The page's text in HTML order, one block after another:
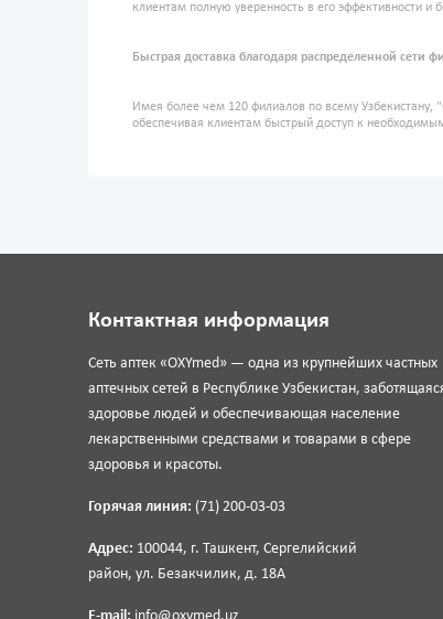
клиентам полную уверенность в его эффективности и
Быстрая доставка благодаря распределенной сети
Имея более чем 120 филиалов по всему Узбекистану,
обеспечивая клиентам быстрый доступ к
Контактная информация
Сеть аптек «OXYmed» — одна из крупнейших частных
аптечных сетей в Республике Узбекистан,
здоровье людей и обеспечивающая население
лекарственными средствами и товарами в сфере
здоровья и красоты.
Горячая линия: (71) 200-03-03
Адрес: 100044, г. Ташкент, Сергелийский
район, ул. Безакчилик, д. 18А